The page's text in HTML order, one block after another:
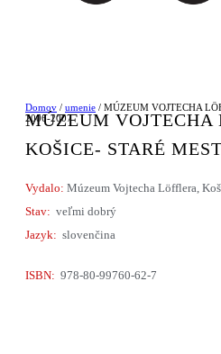
Domov / umenie / MÚZEUM VOJTECHA
2006-2007
MÚZEUM VOJTECHA
KOŠICE- STARÉ
Vydalo: Múzeum Vojtecha Löfflera,
Stav: veľmi dobrý
Jazyk: slovenčina
ISBN: 978-80-99760-62-7